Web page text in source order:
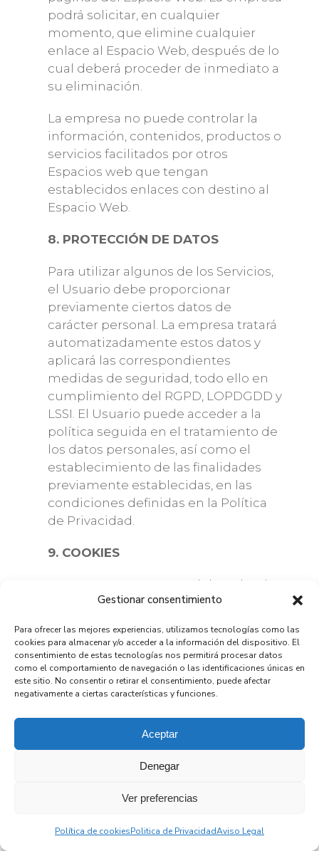
Gestionar consentimiento
Para ofrecer las mejores experiencias, utilizamos tecnologías como las
cookies para almacenar y/o acceder a la información del dispositivo. El
consentimiento de estas tecnologías nos permitirá procesar datos
como el comportamiento de navegación o las identificaciones únicas en
este sitio. No consentir o retirar el consentimiento, puede afectar
negativamente a ciertas características y funciones.
Aceptar
Denegar
Ver preferencias
Política de cookiesPolitica de PrivacidadAviso Legal
podrá solicitar, en cualquier
momento, que elimine cualquier
enlace al Espacio Web, después de lo
cual deberá proceder de inmediato a
su eliminación.
La empresa no puede controlar la
información, contenidos, productos o
servicios facilitados por otros
Espacios web que tengan
establecidos enlaces con destino al
Espacio Web.
8. PROTECCIÓN DE DATOS
Para utilizar algunos de los Servicios,
el Usuario debe proporcionar
previamente ciertos datos de
carácter personal. La empresa tratará
automatizadamente estos datos y
aplicará las correspondientes
medidas de seguridad, todo ello en
cumplimiento del RGPD, LOPDGDD y
LSSI. El Usuario puede acceder a la
política seguida en el tratamiento de
los datos personales, así como el
establecimiento de las finalidades
previamente establecidas, en las
condiciones definidas en la Política
de Privacidad.
9. COOKIES
La empresa se reserva el derecho de
utilizar la tecnología “cookie” en el
como Usuario frecuente y
personalizar el uso que realice del
Espacio Web mediante la
preselección de su idioma, o
Las cookies recopilan la
Google el responsable del